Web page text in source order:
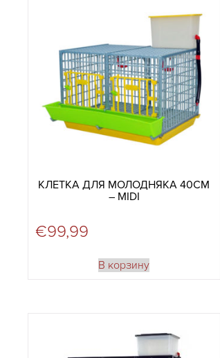
КЛЕТКА ДЛЯ МОЛОДНЯКА 40СМ
– MIDI
€99,99
В корзину